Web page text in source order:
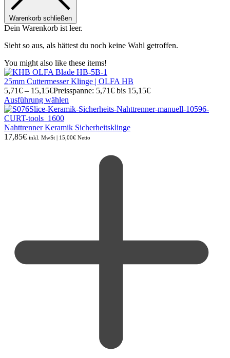
Warenkorb schließen
Dein Warenkorb ist leer.
Sieht so aus, als hättest du noch keine Wahl getroffen.
You might also like these items!
25mm Cuttermesser Klinge | OLFA HB
5,71€ – 15,15€Preisspanne: 5,71€ bis 15,15€
Ausführung wählen
Nahttrenner Keramik Sicherheitsklinge
17,85€ inkl. MwSt | 15,00€ Netto